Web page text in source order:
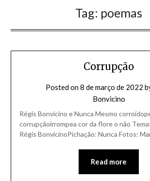
Tag: poemas
Corrupção
Posted on8 de março de 2022
Bonvicino
Régis Bonvicino e Nunca Mesmo
corrupçãoirrompea cor da flore o não
Régis BonvicinoPichação: Nunca Fotos:
Read more